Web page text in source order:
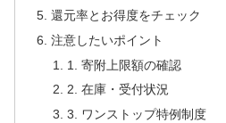
還元率とお得度をチェック
注意したいポイント
1. 寄附上限額の確認
2. 在庫・受付状況
3. ワンストップ特例制度